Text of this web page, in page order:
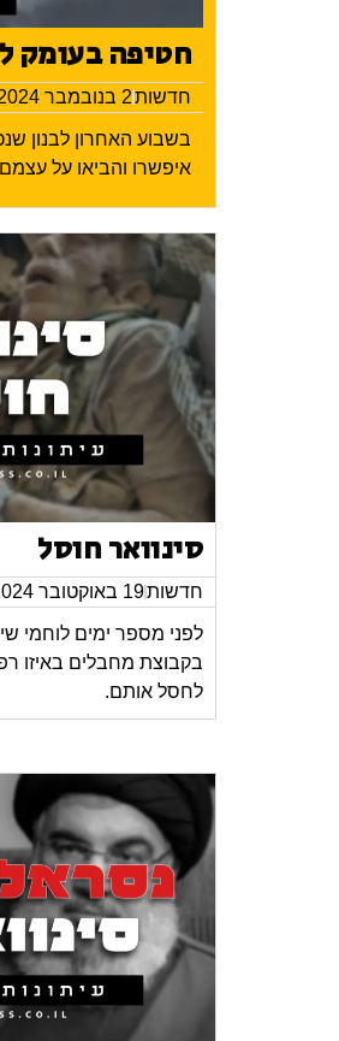
חטיפה בעומק
חדשות2 בנובמבר 2024
בשבוע האחרון לבנון
איפשרו והביאו על עצמם ב3 העשורים
סינוואר חוסל
חדשות19 באוקטובר 2024
לפני מספר ימים לוחמי
בקבוצת מחבלים באיזו
לחסל אותם.